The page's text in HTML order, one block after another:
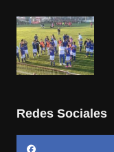
Redes Sociales